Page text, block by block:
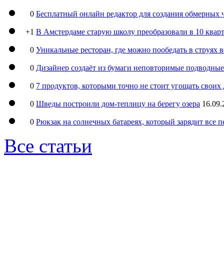
0 Бесплатный онлайн редактор для создания обмерных
+1 В Амстердаме старую школу преобразовали в 10
0 Уникальные ресторан, где можно пообедать в струях
0 Дизайнер создаёт из бумаги неповторимые
0 7 продуктов, которыми точно не стоит угощать
0 Шведы построили дом-теплицу на берегу озера
0 Рюкзак на солнечных батареях, который зарядит все
Все статьи